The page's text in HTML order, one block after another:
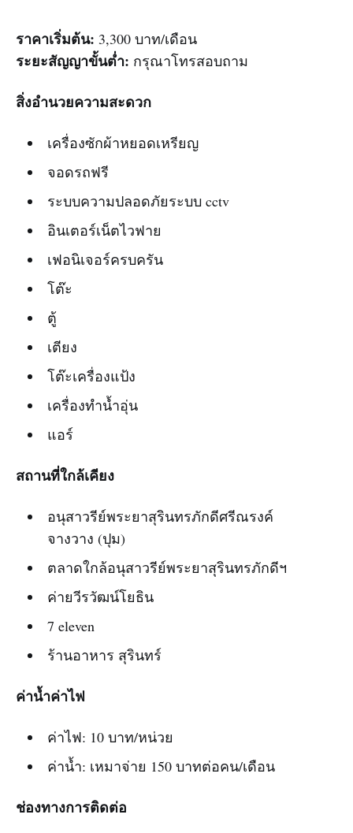
ราคาเริ่มต้น: 3,300 บาท/เดือน
ระยะสัญญาขั้นต่ำ: กรุณาโทรสอบถาม
สิ่งอำนวยความสะดวก
เครื่องซักผ้าหยอดเหรียญ
จอดรถฟรี
ระบบความปลอดภัยระบบ cctv
อินเตอร์เน็ตไวฟาย
เฟอนิเจอร์ครบครัน
โต๊ะ
ตู้
เตียง
โต๊ะเครื่องแป้ง
เครื่องทำน้ำอุ่น
แอร์
สถานที่ใกล้เคียง
อนุสาวรีย์พระยาสุรินทรภักดีศรีณรงค์
จางวาง (ปุม)
ตลาดใกล้อนุสาวรีย์พระยาสุรินทรภักดีฯ
ค่ายวีรวัฒน์โยธิน
7 eleven
ร้านอาหาร สุรินทร์
ค่าน้ำค่าไฟ
ค่าไฟ: 10 บาท/หน่วย
ค่าน้ำ: เหมาจ่าย 150 บาทต่อคน/เดือน
ช่องทางการติดต่อ